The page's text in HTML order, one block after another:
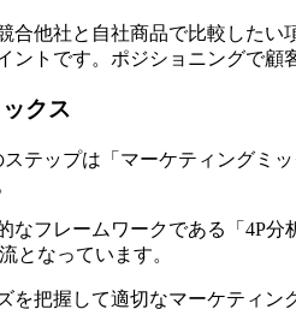
合他社と自社商品で比較した
ントです。ポジショニングで
クス
テップは「マーケティングミ
なフレームワークである「4P
となっています。
を把握して適切なマーケティ